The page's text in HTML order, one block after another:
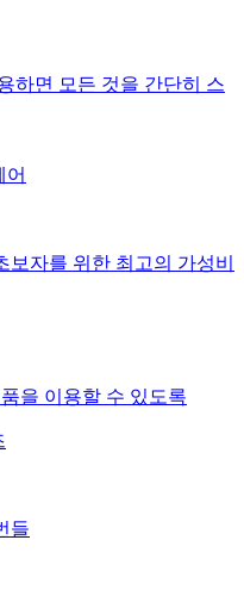
하면 모든 것을 간단히 스
어
보자를 위한 최고의 가성비
을 이용할 수 있도록
들